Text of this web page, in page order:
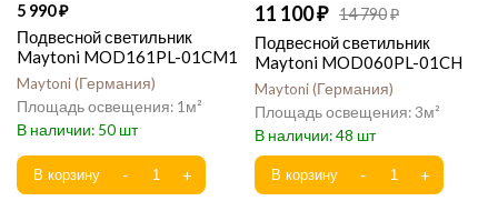
5 990
Подвесной светильник
Maytoni MOD161PL-01CM1
Maytoni Германия
1
50
11 100 14 790
Подвесной светильник
Maytoni MOD060PL-01CH
Maytoni Германия
3
48